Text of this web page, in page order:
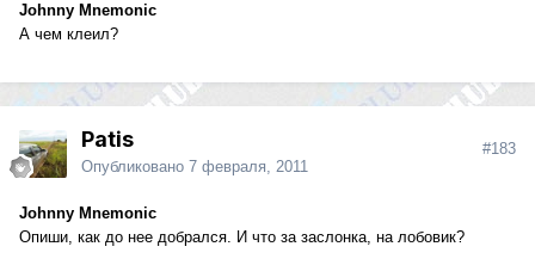
Johnny Mnemonic
А чем клеил?
Patis
Опубликовано 7 февраля, 2011
#183
Johnny Mnemonic
Опиши, как до нее добрался. И что за заслонка, на лобовик?